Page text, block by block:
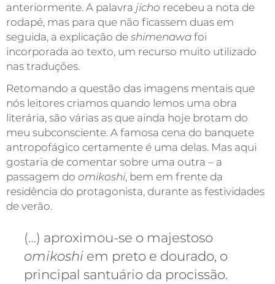
anteriormente. A palavra jicho recebeu a nota de
rodapé, mas para que não ficassem duas em
seguida, a explicação de shimenawa foi
incorporada ao texto, um recurso muito utilizado
nas traduções.
Retomando a questão das imagens mentais que
nós leitores criamos quando lemos uma obra
literária, são várias as que ainda hoje brotam do
meu subconsciente. A famosa cena do banquete
antropofágico certamente é uma delas. Mas aqui
gostaria de comentar sobre uma outra – a
passagem do omikoshi, bem em frente da
residência do protagonista, durante as festividades
de verão.
(…) aproximou-se o majestoso
omikoshi em preto e dourado, o
principal santuário da procissão.